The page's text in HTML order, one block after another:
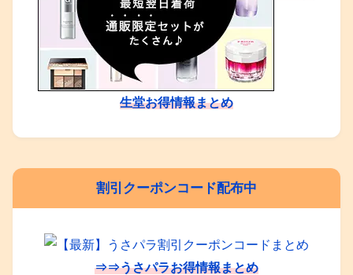
生堂お得情報まとめ
割引クーポンコード配布中
⇒⇒うさパラお得情報まとめ